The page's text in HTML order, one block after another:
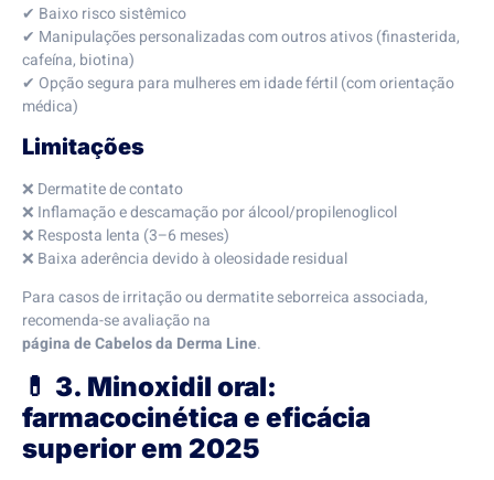
✔ Baixo risco sistêmico
✔ Manipulações personalizadas com outros ativos (finasterida,
cafeína, biotina)
✔ Opção segura para mulheres em idade fértil (com orientação
médica)
Limitações
❌ Dermatite de contato
❌ Inflamação e descamação por álcool/propilenoglicol
❌ Resposta lenta (3–6 meses)
❌ Baixa aderência devido à oleosidade residual
Para casos de irritação ou dermatite seborreica associada,
recomenda-se avaliação na
página de Cabelos da Derma Line.
💊 3. Minoxidil oral:
farmacocinética e eficácia
superior em 2025